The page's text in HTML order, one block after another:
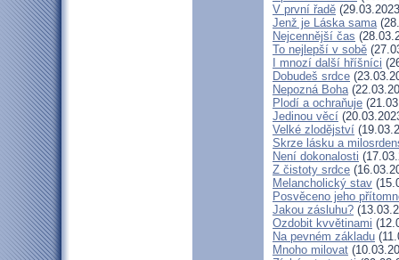
V první řadě
Jenž je Láska sama
Nejcennější čas
To nejlepší v sobě
I mnozí další hříšníci
Dobudeš srdce
Nepozná Boha
Plodí a ochraňuje
Jedinou věcí
Velké zlodějství
Skrze lásku a
Není dokonalosti
Z čistoty srdce
Melancholický stav
Posvěceno jeho
Jakou zásluhu?
Ozdobit kvvětinami
Na pevném základu
Mnoho milovat